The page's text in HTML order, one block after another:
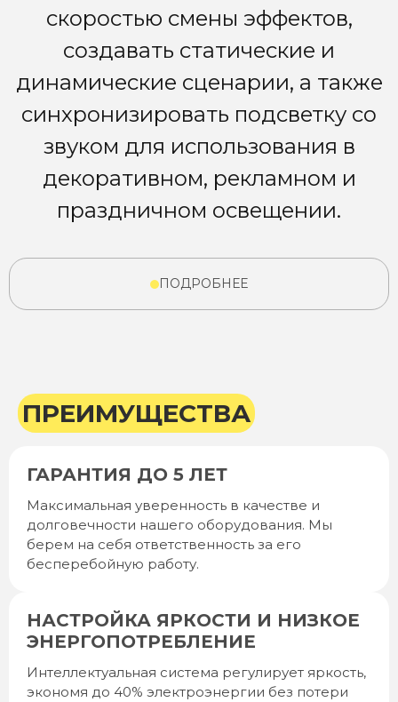
скоростью смены эффектов,
создавать статические и
динамические сценарии, а также
синхронизировать подсветку со
звуком для использования в
декоративном, рекламном и
праздничном освещении.
ПОДРОБНЕЕ
ПРЕИМУЩЕСТВА
ГАРАНТИЯ ДО 5 ЛЕТ
Максимальная уверенность в качестве и
долговечности нашего оборудования. Мы
берем на себя ответственность за его
бесперебойную работу.
НАСТРОЙКА ЯРКОСТИ И НИЗКОЕ
ЭНЕРГОПОТРЕБЛЕНИЕ
Интеллектуальная система регулирует яркость,
экономя до 40% электроэнергии без потери